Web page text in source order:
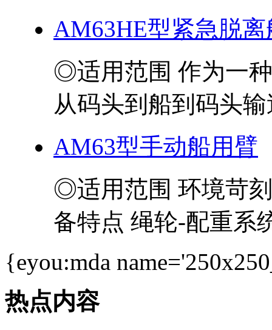
AM63HE型紧急脱
◎适用范围 作为一
从码头到船到码头
AM63型手动船用臂
◎适用范围 环境苛
备特点 绳轮-配重系
{eyou:mda
热点内容